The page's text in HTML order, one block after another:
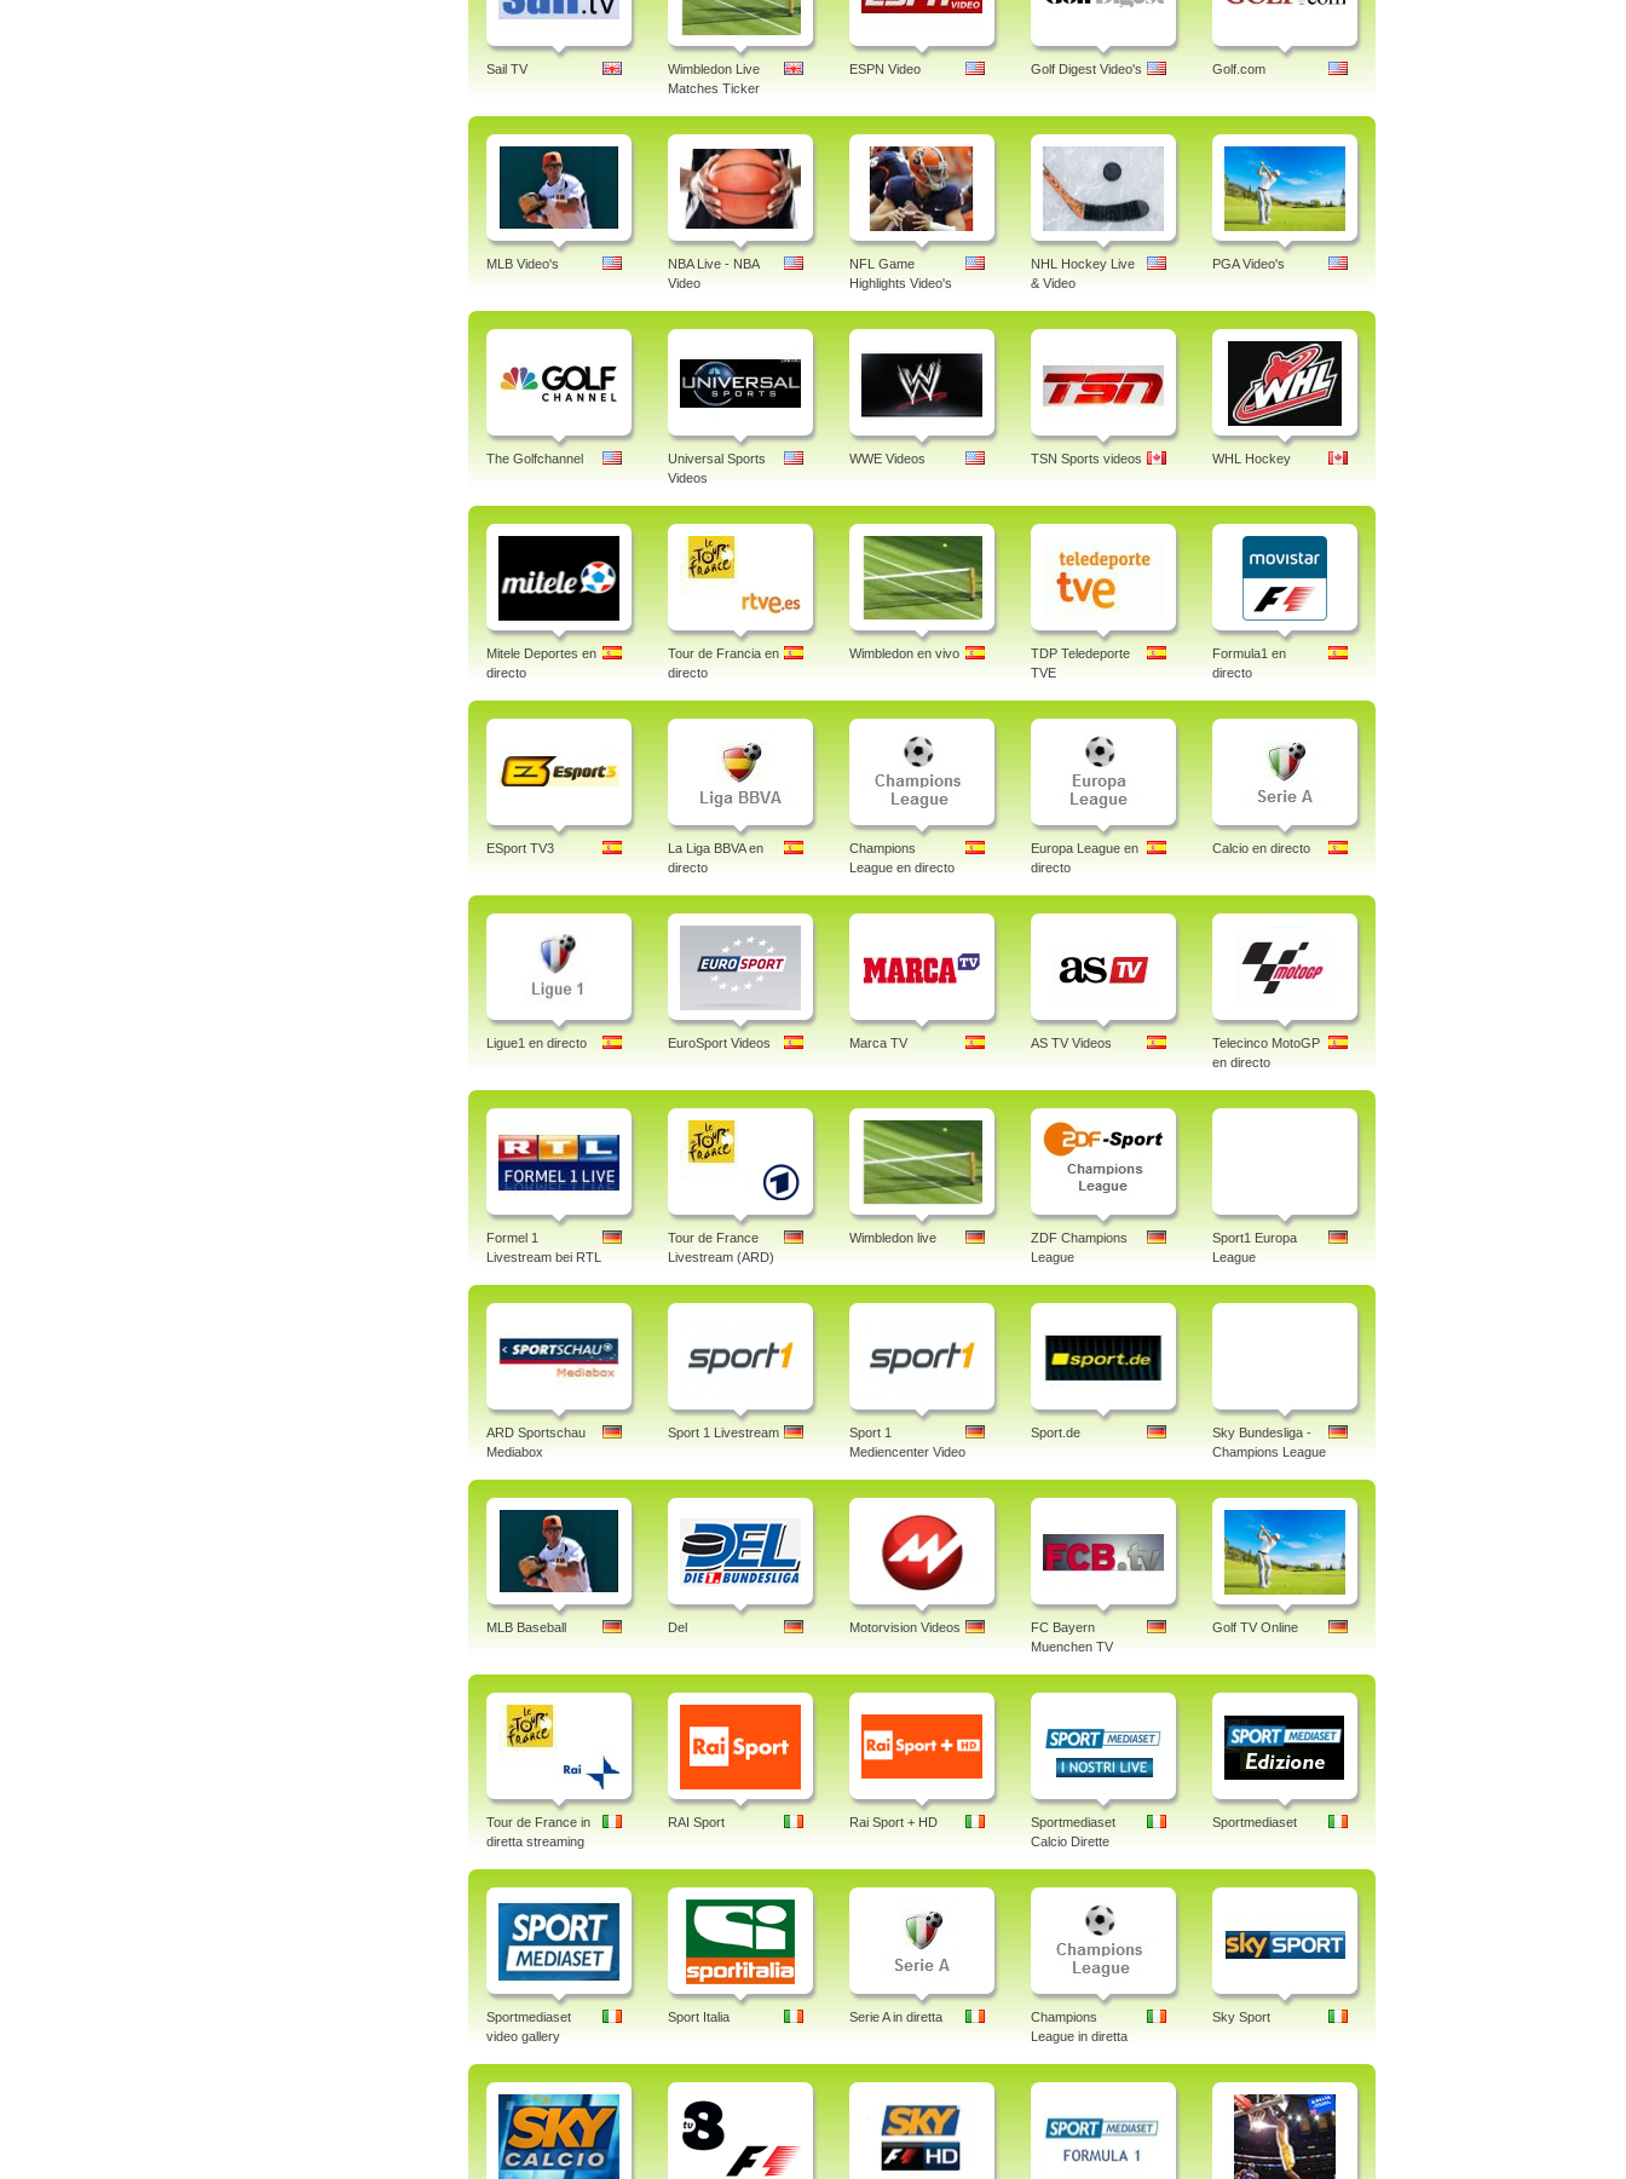
Sail TV
Wimbledon Live
Matches Ticker
ESPN Video Golf Digest Video's Golf.com
MLB Video's
NBA Live - NBA
Video
NFL Game
Highlights Video's
NHL Hockey Live
& Video
PGA Video's
The Golfchannel
Universal Sports
Videos
WWE Videos TSN Sports videos WHL Hockey
Mitele Deportes en
directo
Tour de Francia en
directo
Wimbledon en vivo
TDP Teledeporte
TVE
Formula1 en
directo
ESport TV3
La Liga BBVA en
directo
Champions
League en directo
Europa League en
directo
Calcio en directo
Ligue1 en directo EuroSport Videos Marca TV AS TV Videos
Telecinco MotoGP
en directo
Formel 1
Livestream bei RTL
Tour de France
Livestream (ARD)
Wimbledon live
ZDF Champions
League
Sport1 Europa
League
ARD Sportschau
Mediabox
Sport 1 Livestream
Sport 1
Mediencenter Video
Sport.de
Sky Bundesliga -
Champions League
MLB Baseball Del Motorvision Videos
FC Bayern
Muenchen TV
Golf TV Online
Tour de France in
diretta streaming
RAI Sport Rai Sport + HD
Sportmediaset
Calcio Dirette
Sportmediaset
Sportmediaset
video gallery
Sport Italia Serie A in diretta
Champions
League in diretta
Sky Sport